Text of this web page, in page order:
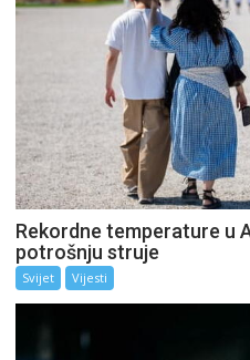
Rekordne temperature u
potrošnju struje
Svijet Vijesti